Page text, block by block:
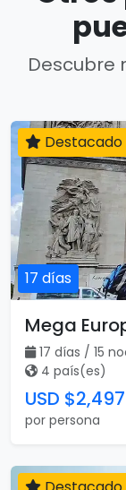
Descubre
17 días
Destacado
Mega
17 días / 15
4 país(es)
USD $2,497
por persona